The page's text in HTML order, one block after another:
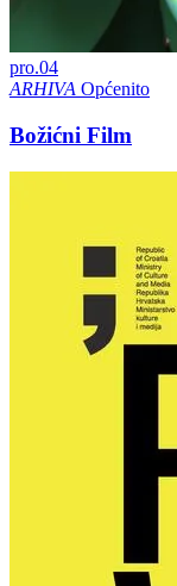
pro.04
ARHIVA Općenito
Božićni Film